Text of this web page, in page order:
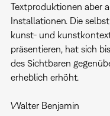
Textproduktionen aber
Installationen. Die
kunst- und
präsentieren, hat sich
des Sichtbaren
erheblich erhöht.
Walter Benjamin